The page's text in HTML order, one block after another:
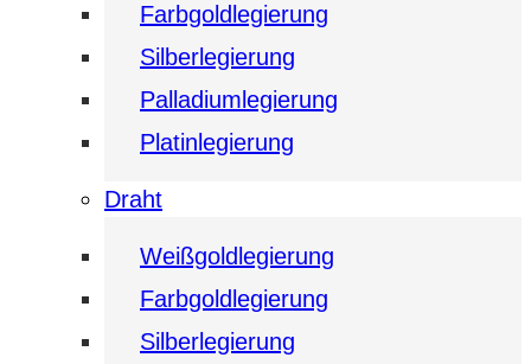
Farbgoldlegierung
Silberlegierung
Palladiumlegierung
Platinlegierung
Draht
Weißgoldlegierung
Farbgoldlegierung
Silberlegierung